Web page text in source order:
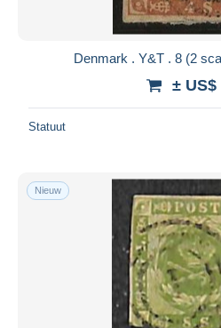
Denmark . Y&T . 8 (2
± US$
Statuut
Nieuw